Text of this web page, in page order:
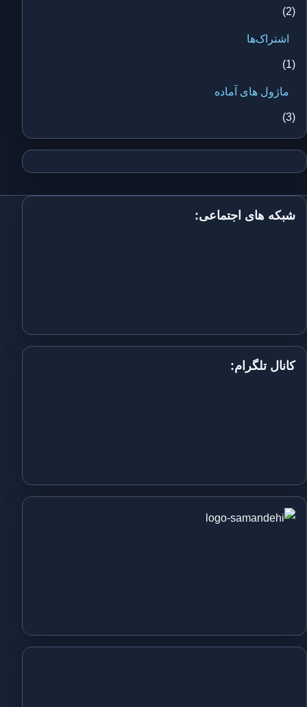
(2)
اشتراک‌ها
(1)
ماژول های آماده
(3)
شبکه های اجتماعی:
کانال تلگرام: